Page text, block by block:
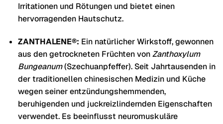
Irritationen und Rötungen und bietet einen
hervorragenden Hautschutz.
ZANTHALENE®: Ein natürlicher Wirkstoff, gewonnen
aus den getrockneten Früchten vonZanthoxylum
Bungeanum(Szechuanpfeffer). Seit Jahrtausenden in
der traditionellen chinesischen Medizin und Küche
wegen seiner entzündungshemmenden,
beruhigenden und juckreizlindernden Eigenschaften
verwendet. Es beeinflusst neuromuskuläre